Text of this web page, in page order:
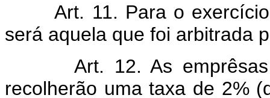
Art. 11. Para o
será aquela que foi arbitrada
Art. 12. As
recolherão uma taxa de 2%